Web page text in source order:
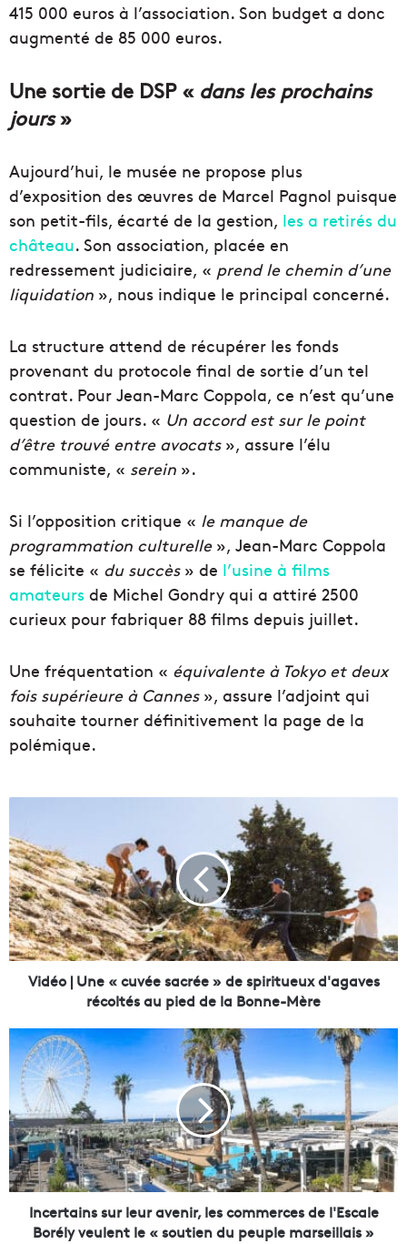
415 000 euros à l’association. Son budget a donc
augmenté de 85 000 euros.
Une sortie de DSP «dans les prochains
jours»
Aujourd’hui, le musée ne propose plus
d’exposition des œuvres de Marcel Pagnol puisque
son petit-fils, écarté de la gestion, les a retirés du
château. Son association, placée en
redressement judiciaire, « prend le chemin d’une
liquidation », nous indique le principal concerné.
La structure attend de récupérer les fonds
provenant du protocole final de sortie d’un tel
contrat. Pour Jean-Marc Coppola, ce n’est qu’une
question de jours. « Un accord est sur le point
d’être trouvé entre avocats», assure l’élu
communiste, « serein ».
Si l’opposition critique « le manque de
programmation culturelle», Jean-Marc Coppola
se félicite « du succès» de l’usine à films
amateurs de Michel Gondry qui a attiré 2500
curieux pour fabriquer 88 films depuis juillet.
Une fréquentation « équivalente à Tokyo et deux
fois supérieure à Cannes», assure l’adjoint qui
souhaite tourner définitivement la page de la
polémique.
d
é
o
|
U
n
e
v
é
e
a
c
r
é
e
Vidéo | Une « cuvée sacrée » de spiritueux d'agaves
récoltés au pied de la Bonne-Mère
I
n
c
e
r
t
a
i
n
Incertains sur leur avenir, les commerces de l'Escale
Borély veulent le « soutien du peuple marseillais »